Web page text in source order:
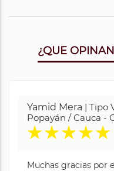
¿QUE
Yamid Mera | Tipo
Popayán / Cauca -
★★★★★
Muchas gracias por